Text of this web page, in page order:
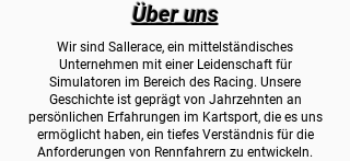
Wir sind Sallerace, ein mittelständisches
Unternehmen mit einer Leidenschaft für
Simulatoren im Bereich des Racing. Unsere
Geschichte ist geprägt von Jahrzehnten an
persönlichen Erfahrungen im Kartsport, die es uns
ermöglicht haben, ein tiefes Verständnis für die
Anforderungen von Rennfahrern zu entwickeln.
Über uns